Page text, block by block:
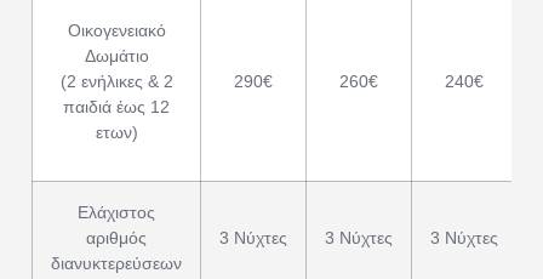
Οικογενειακό
Δωμάτιο
(2 ενήλικες & 2
παιδιά έως 12
ετων)
290€ 260€ 240€
Ελάχιστος
αριθμός
διανυκτερεύσεων
3 Νύχτες 3 Νύχτες 3 Νύχτες